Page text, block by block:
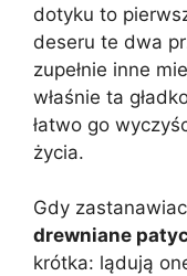
dotyku to
deseru te dwa
zupełnie inne
właśnie ta
łatwo go
życia.
Gdy
drewniane
krótka: lądują